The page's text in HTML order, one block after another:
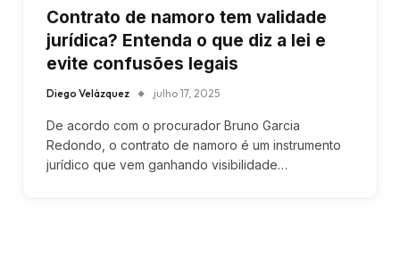
Contrato de namoro tem validade
jurídica? Entenda o que diz a lei e
evite confusões legais
Diego Velázquez julho 17, 2025
De acordo com o procurador Bruno Garcia
Redondo, o contrato de namoro é um instrumento
jurídico que vem ganhando visibilidade…